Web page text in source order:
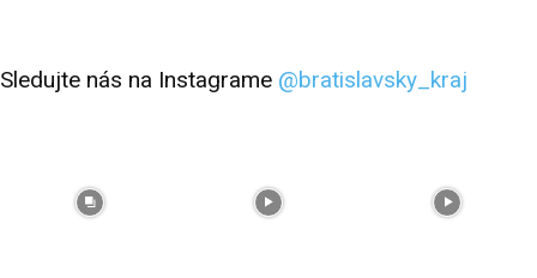
Sledujte nás na Instagrame @bratislavsky_kraj